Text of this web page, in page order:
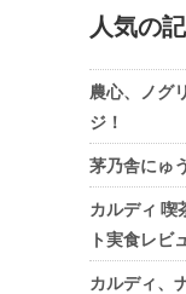
人気の
農心、ノグ
ジ！
茅乃舎にゅ
カルディ
ト実食レビ
カルディ、